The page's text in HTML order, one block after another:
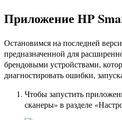
Приложение HP
Остановимся на последней
предназначенной для
брендовыми устройствами,
диагностировать ошибки,
Чтобы запустить
сканеры» в разделе